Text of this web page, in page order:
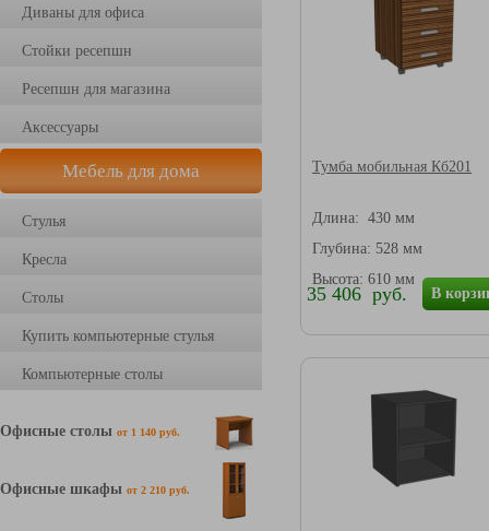
Диваны для офиса
Стойки ресепшн
Ресепшн для магазина
Аксессуары
Мебель для дома
Стулья
Кресла
Столы
Купить компьютерные стулья
Компьютерные столы
Офисные столы от 1 140 руб.
Офисные шкафы от 2 210 руб.
Тумба мобильная Кб201
Длина: 430 мм
Глубина: 528 мм
Высота: 610 мм
В
35 406 руб.